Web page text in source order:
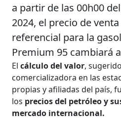
a partir de las 00h00
2024, el precio de
referencial para la
Premium 95 cambiará
Elcálculo del valor,
comercializadora en las
propias y afiliadas del país,
los precios del petróleo y
mercado internacional.